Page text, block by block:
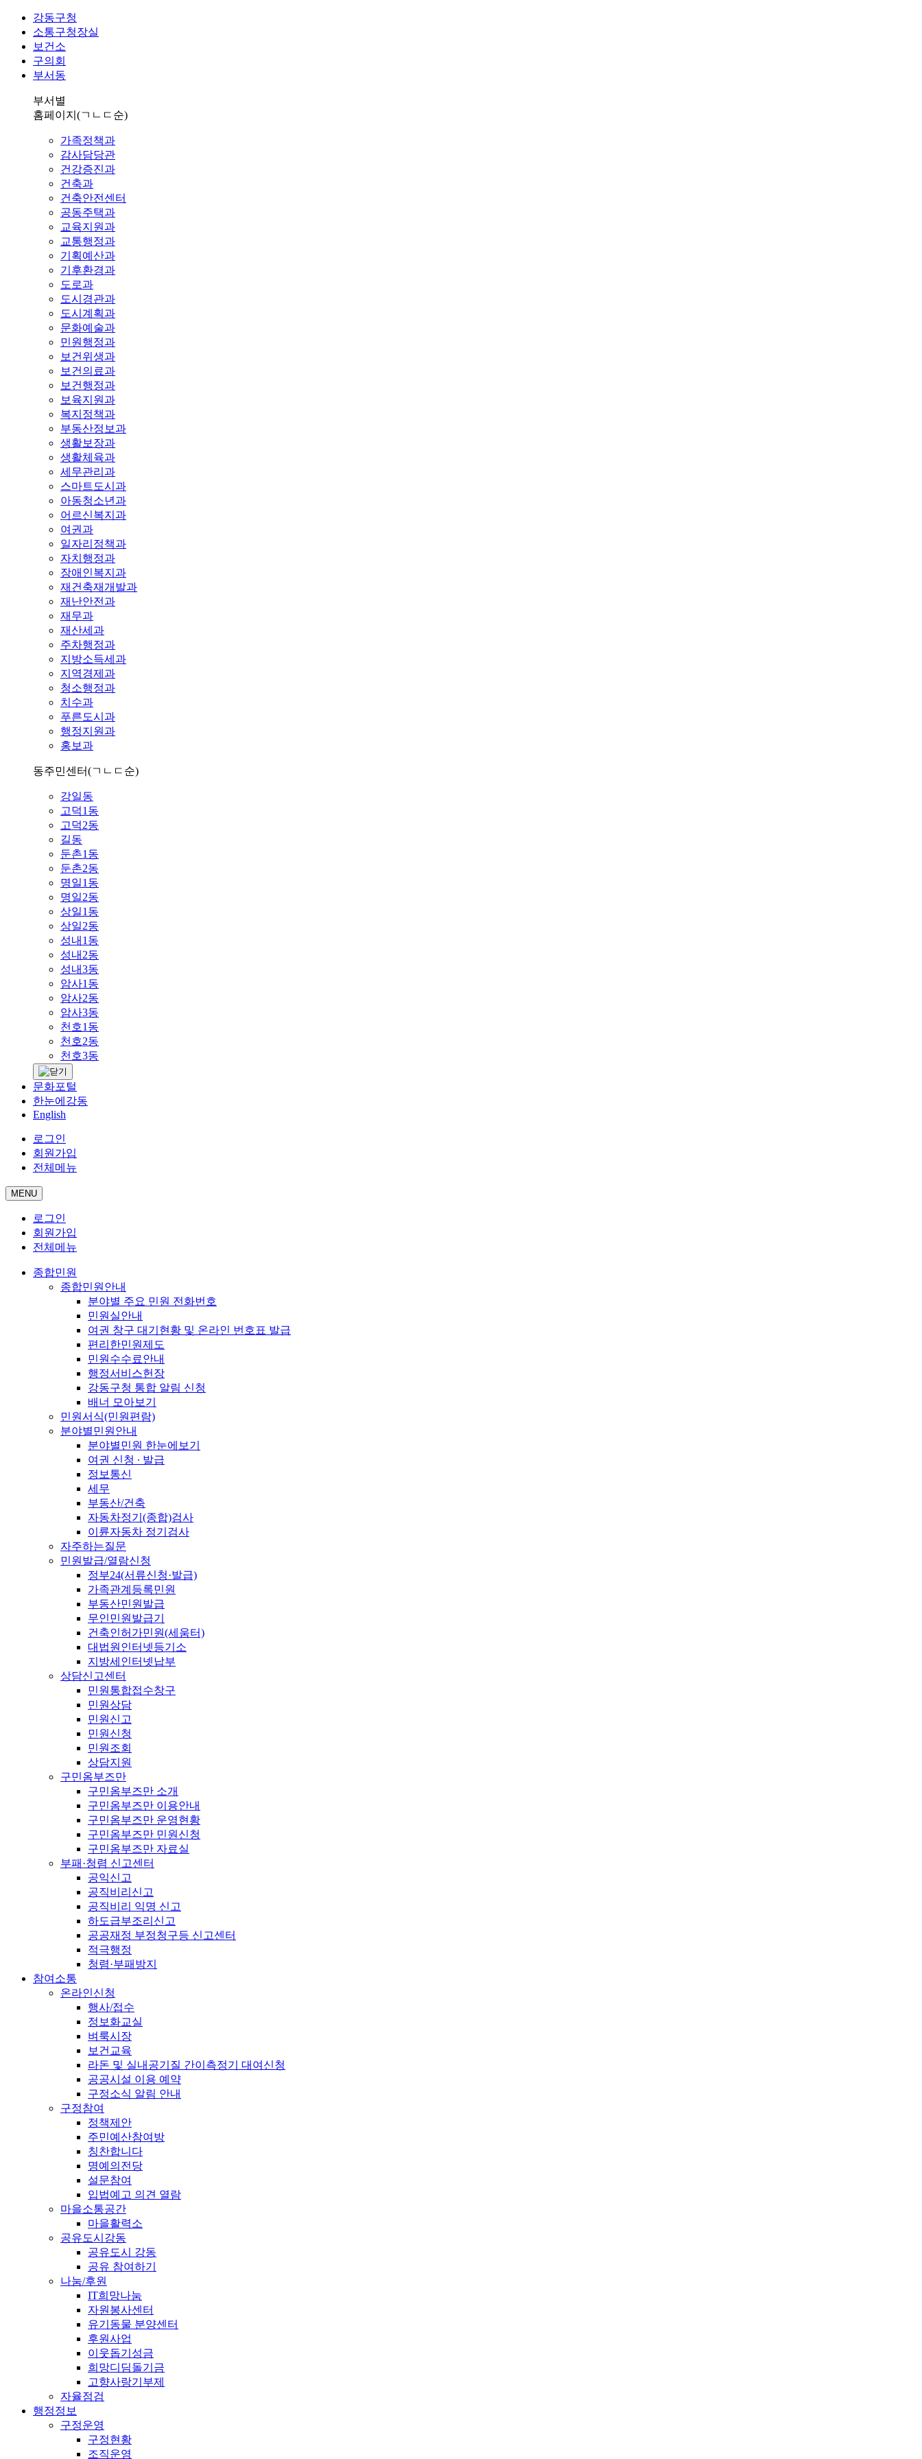
강동구청
소통구청장실
보건소
구의회
부서동
부서별
홈페이지 (ㄱㄴㄷ순)
가족정책과
감사담당관
건강증진과
건축과
건축안전센터
공동주택과
교육지원과
교통행정과
기획예산과
기후환경과
도로과
도시경관과
도시계획과
문화예술과
민원행정과
보건위생과
보건의료과
보건행정과
보육지원과
복지정책과
부동산정보과
생활보장과
생활체육과
세무관리과
스마트도시과
아동청소년과
어르신복지과
여권과
일자리정책과
자치행정과
장애인복지과
재건축재개발과
재난안전과
재무과
재산세과
주차행정과
지방소득세과
지역경제과
청소행정과
치수과
푸른도시과
행정지원과
홍보과
동주민센터(ㄱㄴㄷ순)
강일동
고덕1동
고덕2동
길동
둔촌1동
둔촌2동
명일1동
명일2동
상일1동
상일2동
성내1동
성내2동
성내3동
암사1동
암사2동
암사3동
천호1동
천호2동
천호3동
문화포털
한눈에강동
English
로그인
회원가입
전체메뉴
MENU
로그인
회원가입
전체메뉴
종합민원
종합민원안내
분야별 주요 민원 전화번호
민원실안내
여권 창구 대기현황 및 온라인 번호표 발급
편리한민원제도
민원수수료안내
행정서비스헌장
강동구청 통합 알림 신청
배너 모아보기
민원서식(민원편람)
분야별민원안내
분야별민원 한눈에보기
여권 신청 ∙ 발급
정보통신
세무
부동산/건축
자동차정기(종합)검사
이륜자동차 정기검사
자주하는질문
민원발급/열람신청
정부24(서류신청·발급)
가족관계등록민원
부동산민원발급
무인민원발급기
건축인허가민원(세움터)
대법원인터넷등기소
지방세인터넷납부
상담신고센터
민원통합접수창구
민원상담
민원신고
민원신청
민원조회
상담지원
구민옴부즈만
구민옴부즈만 소개
구민옴부즈만 이용안내
구민옴부즈만 운영현황
구민옴부즈만 민원신청
구민옴부즈만 자료실
부패·청렴 신고센터
공익신고
공직비리신고
공직비리 익명 신고
하도급부조리신고
공공재정 부정청구등 신고센터
적극행정
청렴·부패방지
참여소통
온라인신청
행사/접수
정보화교실
벼룩시장
보건교육
라돈 및 실내공기질 간이측정기 대여신청
공공시설 이용 예약
구정소식 알림 안내
구정참여
정책제안
주민예산참여방
칭찬합니다
명예의전당
설문참여
입법예고 의견 열람
마을소통공간
마을활력소
공유도시강동
공유도시 강동
공유 참여하기
나눔/후원
IT희망나눔
자원봉사센터
유기동물 분양센터
후원사업
이웃돕기성금
희망디딤돌기금
고향사랑기부제
자율점검
행정정보
구정운영
구정현황
조직운영